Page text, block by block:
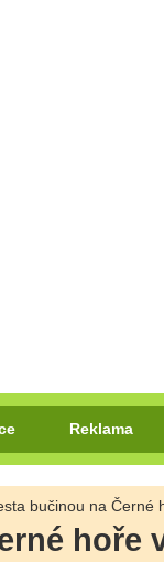
Reklama
bučinou na Černé
hoře